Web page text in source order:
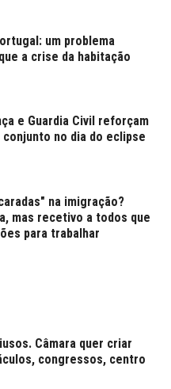
um problema
a crise da habitação
e Guardia Civil reforçam
no dia do eclipse
na imigração?
mas recetivo a todos que
para trabalhar
Câmara quer criar
congressos, centro